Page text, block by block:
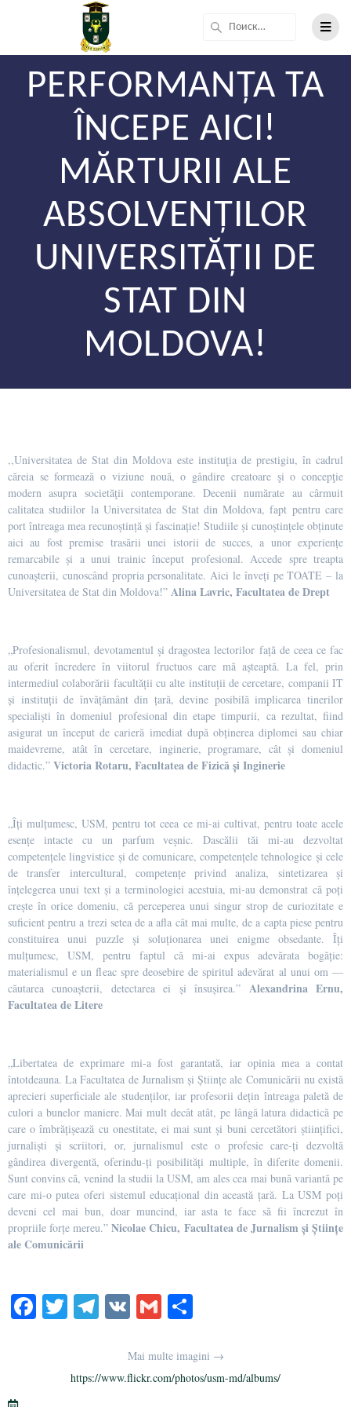
PERFORMANȚA TA
ÎNCEPE AICI!
MĂRTURII ALE
ABSOLVENȚILOR
UNIVERSITĂȚII DE
STAT DIN
MOLDOVA!
,,Universitatea de Stat din Moldova este instituţia de prestigiu, în cadrul
căreia se formează o viziune nouă, o gândire creatoare şi o concepţie
modern asupra societăţii contemporane. Decenii numărate au cârmuit
calitatea studiilor la Universitatea de Stat din Moldova, fapt pentru care
port întreaga mea recunoștință și fascinație! Studiile și cunoștințele obținute
aici au fost premise trasării unei istorii de succes, a unor experiențe
remarcabile și a unui trainic început profesional. Accede spre treapta
cunoașterii, cunoscând propria personalitate. Aici le înveți pe TOATE – la
Universitatea de Stat din Moldova!” Alina Lavric, Facultatea de Drept
„Profesionalismul, devotamentul și dragostea lectorilor față de ceea ce fac
au oferit încredere în viitorul fructuos care mă așteaptă. La fel, prin
intermediul colaborării facultății cu alte instituții de cercetare, companii IT
și instituții de învățământ din țară, devine posibilă implicarea tinerilor
specialiști în domeniul profesional din etape timpurii, ca rezultat, fiind
asigurat un început de carieră imediat după obținerea diplomei sau chiar
maidevreme, atât în cercetare, inginerie, programare, cât și domeniul
didactic.” Victoria Rotaru, Facultatea de Fizică și Inginerie
„Îți mulțumesc, USM, pentru tot ceea ce mi-ai cultivat, pentru toate acele
esențe intacte cu un parfum veșnic. Dascălii tăi mi-au dezvoltat
competențele lingvistice și de comunicare, competențele tehnologice și cele
de transfer intercultural, competențe privind analiza, sintetizarea și
înțelegerea unui text și a terminologiei acestuia, mi-au demonstrat că poți
crește în orice domeniu, că perceperea unui singur strop de curiozitate e
suficient pentru a trezi setea de a afla cât mai multe, de a capta piese pentru
constituirea unui puzzle și soluționarea unei enigme obsedante. Îți
mulțumesc, USM, pentru faptul că mi-ai expus adevărata bogăție:
materialismul e un fleac spre deosebire de spiritul adevărat al unui om —
căutarea cunoașterii, detectarea ei și însușirea.” Alexandrina Ernu,
Facultatea de Litere
„Libertatea de exprimare mi-a fost garantată, iar opinia mea a contat
întotdeauna. La Facultatea de Jurnalism și Științe ale Comunicării nu există
aprecieri superficiale ale studenților, iar profesorii dețin întreaga paletă de
culori a bunelor maniere. Mai mult decât atât, pe lângă latura didactică pe
care o îmbrățișează cu onestitate, ei mai sunt și buni cercetători științifici,
jurnaliști și scriitori, or, jurnalismul este o profesie care-ți dezvoltă
gândirea divergentă, oferindu-ți posibilități multiple, în diferite domenii.
Sunt convins că, venind la studii la USM, am ales cea mai bună variantă pe
care mi-o putea oferi sistemul educațional din această țară. La USM poți
deveni cel mai bun, doar muncind, iar asta te face să fii încrezut în
propriile forțe mereu.”Nicolae Chicu, Facultatea de Jurnalism și Științe
ale Comunicării
Fa T
r
Te
a
V G
ailр
а
Mai multe imagini →
https://www.flickr.com/photos/usm-md/albums/